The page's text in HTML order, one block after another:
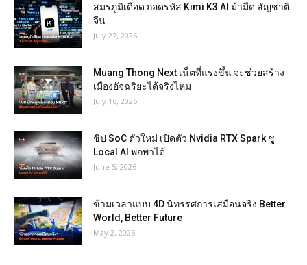
สมรภูมิเดือด ถอดรหัส Kimi K3 AI ม้ามืด สัญชาติ
จีน
July 27, 2026
Muang Thong Next เน็ตที่แรงขึ้น จะช่วยสร้าง
เมืองอัจฉริยะได้จริงไหม
July 16, 2026
ชิป SoC ตัวใหม่ เปิดตัว Nvidia RTX Spark ชู
Local AI พกพาได้
June 5, 2026
ข้ามเวลาแบบ 4D นิทรรศการเสมือนจริง Better
World, Better Future
May 2, 2026